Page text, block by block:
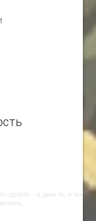
сделать – и даже то, о чем